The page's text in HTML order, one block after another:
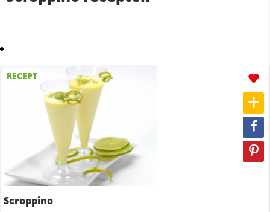
RECEPT
Scroppino